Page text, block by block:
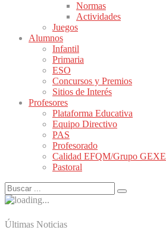
Normas
Actividades
Juegos
Alumnos
Infantil
Primaria
ESO
Concursos y Premios
Sitios de Interés
Profesores
Plataforma Educativa
Equipo Directivo
PAS
Profesorado
Calidad EFQM/Grupo GEXE
Pastoral
Últimas Noticias